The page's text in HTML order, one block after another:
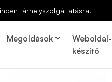
tárhelyszolgáltatásra!
Megoldások
Weboldal-
készítő